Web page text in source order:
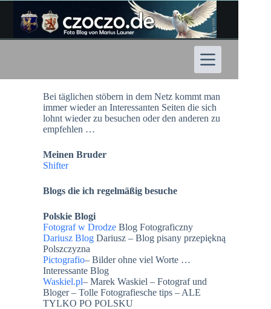
Inhalt
springen
Bei täglichen stöbern in dem Netz kommt man
immer wieder an Interessanten Seiten die sich
lohnt wieder zu besuchen oder den anderen zu
empfehlen …
Meinen Bruder
Shifter
Blogs die ich regelmäßig besuche
Polskie Blogi
Fotograf w Drodze Blog Fotograficzny
Dariusz Blog Dariusz – Blog pisany przepiękną
Polszczyzna
Pictografio– Bilder ohne viel Worte …
Interessante Blog
Waskiel.pl– Marek Waskiel – Fotograf und
Bloger – Tolle Fotografiesche tips – ALE
TYLKO PO POLSKU